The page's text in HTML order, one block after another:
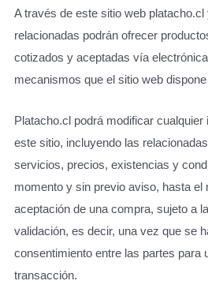
A través de este sitio web
relacionadas podrán ofrecer
cotizados y aceptadas vía
mecanismos que el sitio web
Platacho.cl podrá modificar
este sitio, incluyendo las
servicios, precios, existencias y
momento y sin previo aviso, hasta el
aceptación de una compra, sujeto a
validación, es decir, una vez que se
consentimiento entre las partes para
transacción.